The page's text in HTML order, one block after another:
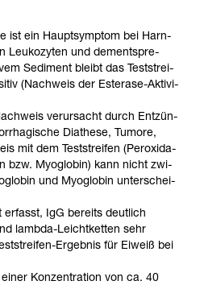
ist ein Haupt­sym­ptom bei Harn­
Leu­ko­zy­ten und dem­entspre­
Sedi­ment bleibt das Test­strei­
(Nach­weis der Ester­ase-​Akti­vi­
ver­ur­sacht durch Ent­zün­
Dia­these, Tumore,
mit dem Test­strei­fen (Per­oxi­da­
bzw. Myo­glo­bin) kann nicht zwi­
und Myo­glo­bin unter­schei­
IgG bereits deut­lich
lambda-​Leicht­ket­ten sehr
​Ergeb­nis für Eiweiß bei
Kon­zen­tra­tion von ca. 40